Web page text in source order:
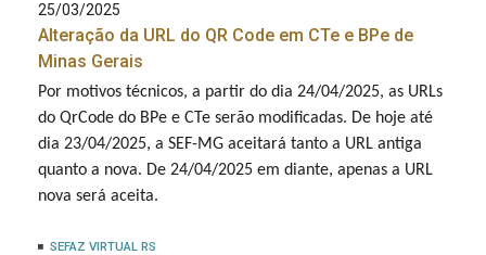
25/03/2025
Alteração da URL do QR Code em CTe e BPe de
Minas Gerais
Por motivos técnicos, a partir do dia 24/04/2025, as URLs
do QrCode do BPe e CTe serão modificadas. De hoje até
dia 23/04/2025, a SEF-MG aceitará tanto a URL antiga
quanto a nova. De 24/04/2025 em diante, apenas a URL
nova será aceita.
SEFAZ VIRTUAL RS